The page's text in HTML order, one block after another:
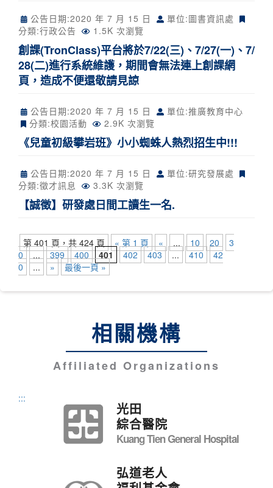
公告日期:2020 年 7 月 15 日
單位:圖書資訊處
分類:行政公告 1.5K 次瀏覽
創課(TronClass)平台將於7/22(三)、7/27(一)、7/
28(二)進行系統維護，期間會無法連上創課網
頁，造成不便還敬請見諒
公告日期:2020 年 7 月 15 日
單位:推廣教育中心
分類:校園活動 2.9K 次瀏覽
《兒童初級攀岩班》小小蜘蛛人熱烈招生中!!!
公告日期:2020 年 7 月 15 日
單位:研究發展處
分類:徵才訊息 3.3K 次瀏覽
【誠徵】研發處日間工讀生一名.
第 401 頁，共 424 頁 « 第 1 頁 « ... 10 20
3
0
... 399 400 401 402 403 ... 410
42
0
... » 最後一頁 »
相關機構
Affiliated Organizations
:::
光田
綜合醫院
Kuang Tien General Hospital
弘道老人